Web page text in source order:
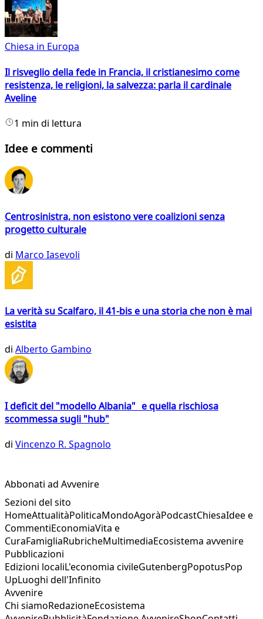
Chiesa in Europa
Il risveglio della fede in Francia, il cristianesimo come
resistenza, le religioni, la salvezza: parla il cardinale
Aveline
1 min di lettura
Idee e commenti
Centrosinistra, non esistono vere coalizioni senza
progetto culturale
di Marco Iasevoli
La verità su Scalfaro, il 41-bis e una storia che non è mai
esistita
di Alberto Gambino
I deficit del "modello Albania" e quella rischiosa
scommessa sugli "hub"
di Vincenzo R. Spagnolo
Abbonati ad Avvenire
Sezioni del sito
HomeAttualitàPoliticaMondoAgoràPodcastChiesaIdee e
CommentiEconomiaVita e
CuraFamigliaRubricheMultimediaEcosistema avvenire
Pubblicazioni
Edizioni localiL'economia civileGutenbergPopotusPop
UpLuoghi dell'Infinito
Avvenire
Chi siamoRedazioneEcosistema